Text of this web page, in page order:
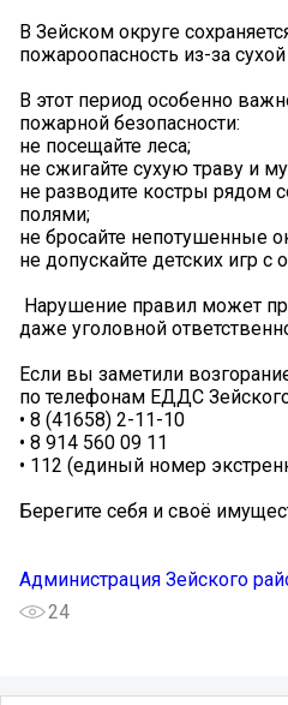
В Зейском округе
пожароопасность из-за
В этот период особенно
пожарной безопасности:
не посещайте леса;
не сжигайте сухую траву и
не разводите костры рядом
полями;
не бросайте непотушенные
не допускайте детских игр с
Нарушение правил может
даже уголовной
Если вы заметили
по телефонам ЕДДС
• 8 (41658) 2-11-10
• 8 914 560 09 11
• 112 (единый номер
Берегите себя и своё
Администрация Зейского
24